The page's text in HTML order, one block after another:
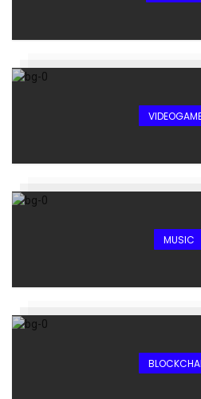
MUSIC